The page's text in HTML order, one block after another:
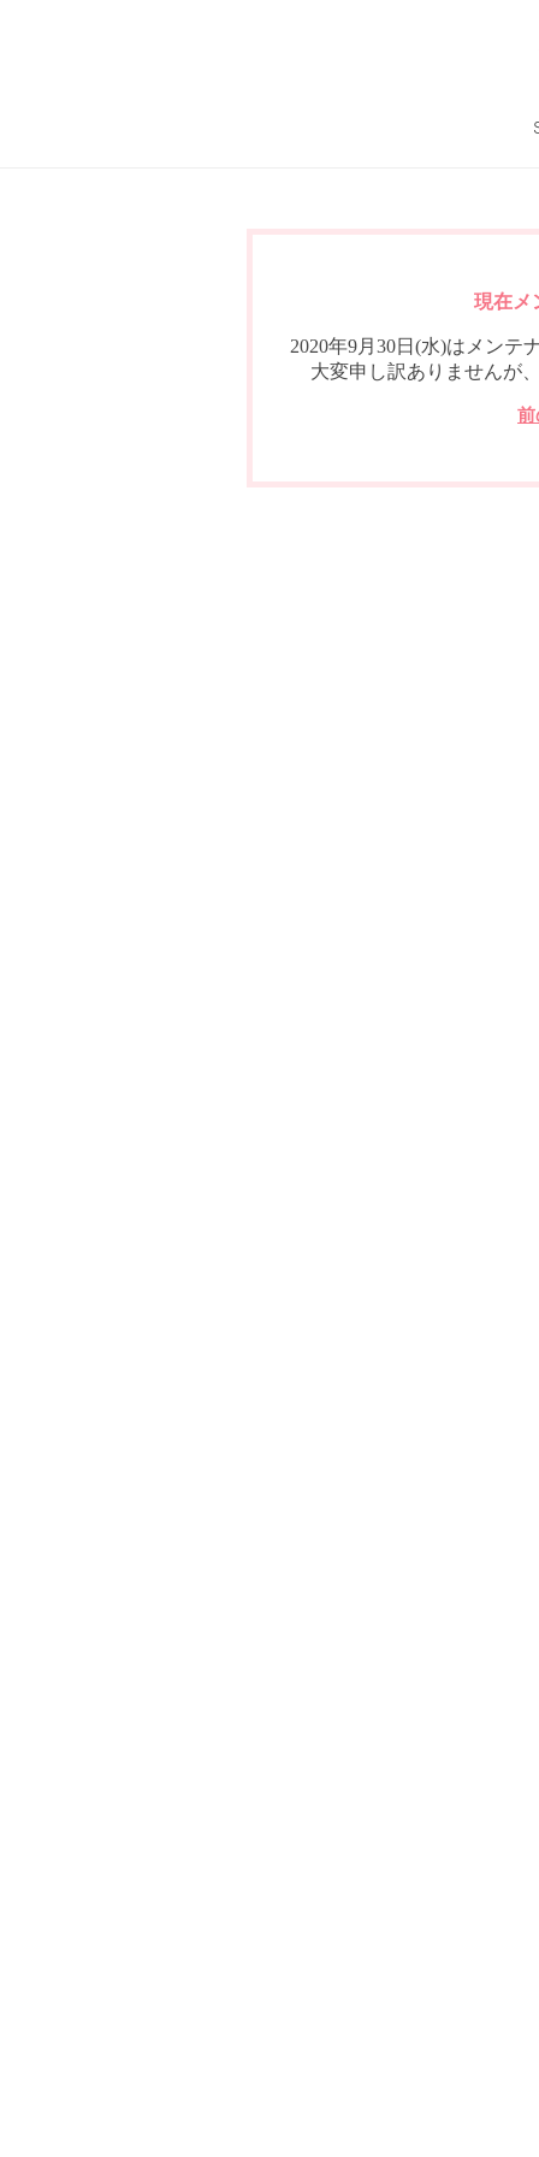
現在メ
2020年9月30日(水)はメンテ
大変申し訳ありませんが
前